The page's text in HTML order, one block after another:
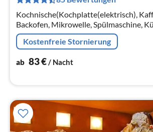
Kochnische(Kochplatte(elektrisch),
Backofen, Mikrowelle, Spülmaschine,
Wohn-/
Kostenfreie Stornierung
ab 83€/ Nacht